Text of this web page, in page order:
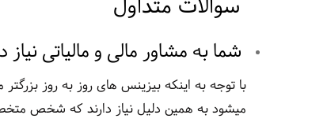
شما به مشاور مالی و مالیاتی نیاز
با توجه به اینکه بیزینس های روز به روز
میشود به همین دلیل نیاز دارند که شخص